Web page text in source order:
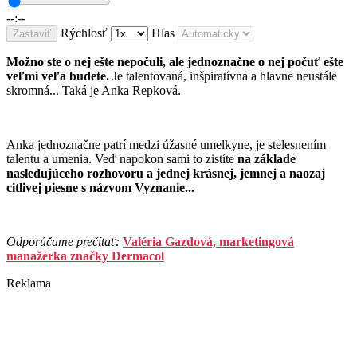
--:--
Zastaviť Rýchlosť Hlas
Možno ste o nej ešte nepočuli, ale jednoznačne o nej počuť ešte
veľmi veľa budete. Je talentovaná, inšpiratívna a hlavne neustále
skromná... Taká je Anka Repková.
Anka jednoznačne patrí medzi úžasné umelkyne, je stelesnením
talentu a umenia. Veď napokon sami to zistíte na základe
nasledujúceho rozhovoru a jednej krásnej, jemnej a naozaj
citlivej piesne s názvom Vyznanie...
Odporúčame prečítať: Valéria Gazdová, marketingová
manažérka značky Dermacol
Reklama